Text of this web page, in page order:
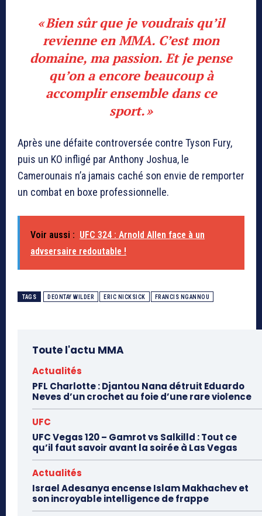
« Bien sûr que je voudrais qu’il
revienne en MMA. C’est mon
domaine, ma passion. Et je pense
qu’on a encore beaucoup à
accomplir ensemble dans ce
sport. »
Après une défaite controversée contre Tyson Fury,
puis un KO infligé par Anthony Joshua, le
Camerounais n’a jamais caché son envie de remporter
un combat en boxe professionnelle.
Voir aussi : UFC 324 : Arnold Allen face à un
advsersaire redoutable !
TAGS DEONTAY WILDER ERIC NICKSICK FRANCIS NGANNOU
Toute l'actu MMA
Actualités
PFL Charlotte : Djantou Nana détruit Eduardo
Neves d’un crochet au foie d’une rare violence
UFC
UFC Vegas 120 – Gamrot vs Salkilld : Tout ce
qu’il faut savoir avant la soirée à Las Vegas
Actualités
Israel Adesanya encense Islam Makhachev et
son incroyable intelligence de frappe